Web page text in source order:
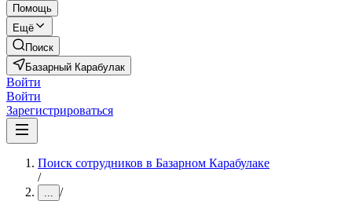
Помощь
Ещё
Поиск
Базарный Карабулак
Войти
Войти
Зарегистрироваться
Поиск сотрудников в Базарном Карабулаке
/
... /